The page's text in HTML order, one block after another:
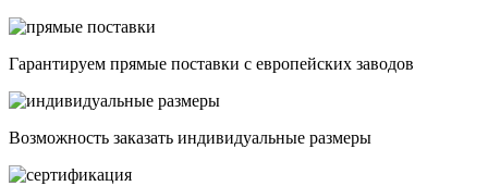
Гарантируем прямые поставки с европейских заводов
Возможность заказать индивидуальные размеры